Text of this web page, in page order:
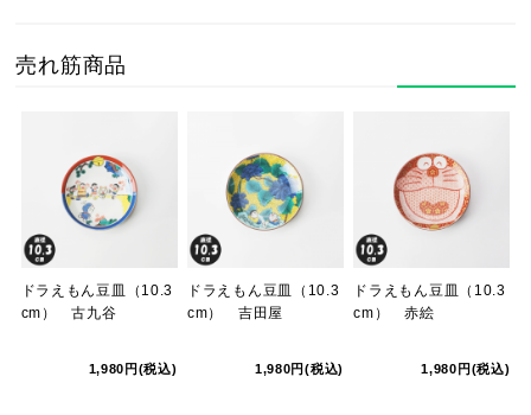
売れ筋商品
ドラえもん豆皿（10.3
cm） 古九谷
1,980円(税込)
ドラえもん豆皿（10.3
cm） 吉田屋
1,980円(税込)
ドラえもん豆皿（10.3
cm） 赤絵
1,980円(税込)